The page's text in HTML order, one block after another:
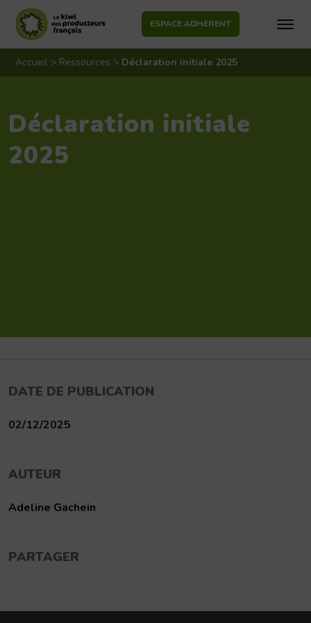
Aller
au
ESPACE ADHERENT
Accueil > Ressources > Déclaration initiale 2025
Déclaration initiale
2025
DATE DE PUBLICATION
02/12/2025
AUTEUR
Adeline Gachein
PARTAGER